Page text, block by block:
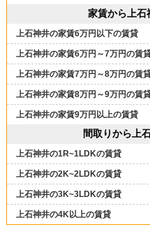
家賃から上石
上石神井の家賃6万円以下の賃貸
上石神井の家賃6万円～7万円の賃
上石神井の家賃7万円～8万円の賃
上石神井の家賃8万円～9万円の賃
上石神井の家賃9万円以上の賃貸
間取りから上
上石神井の1R~1LDKの賃貸
上石神井の2K~2LDKの賃貸
上石神井の3K~3LDKの賃貸
上石神井の4K以上の賃貸